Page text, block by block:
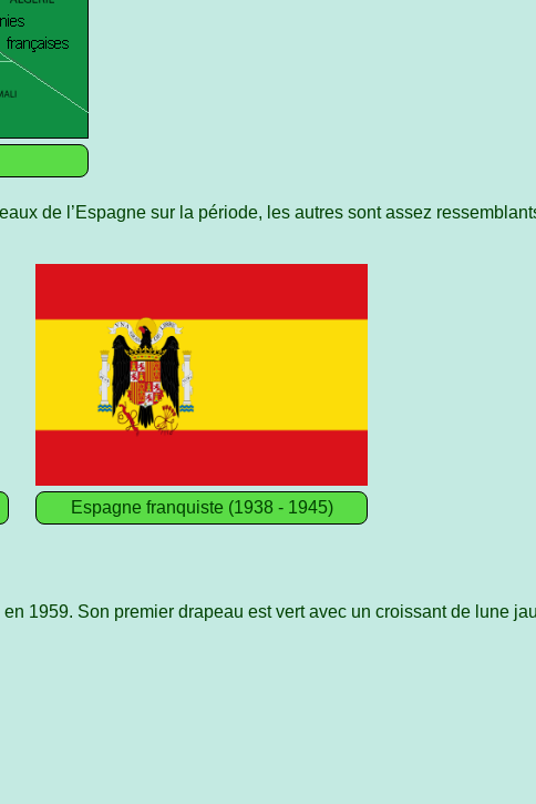
de l’Espagne sur la période, les autres sont assez
Espagne franquiste (1938 - 1945)
1959. Son premier drapeau est vert avec un croissant de lune